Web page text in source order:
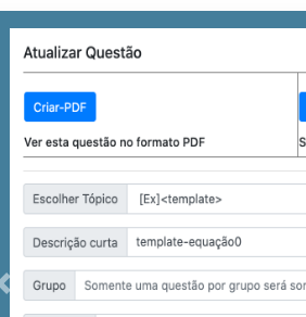
Previous